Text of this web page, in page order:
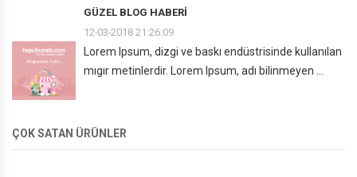
GÜZEL BLOG HABERI
12-03-2018 21:26:09
Lorem Ipsum, dizgi ve baskı endüstrisinde kullanılan
mıgır metinlerdir. Lorem Ipsum, adı bilinmeyen ...
ÇOK SATAN ÜRÜNLER